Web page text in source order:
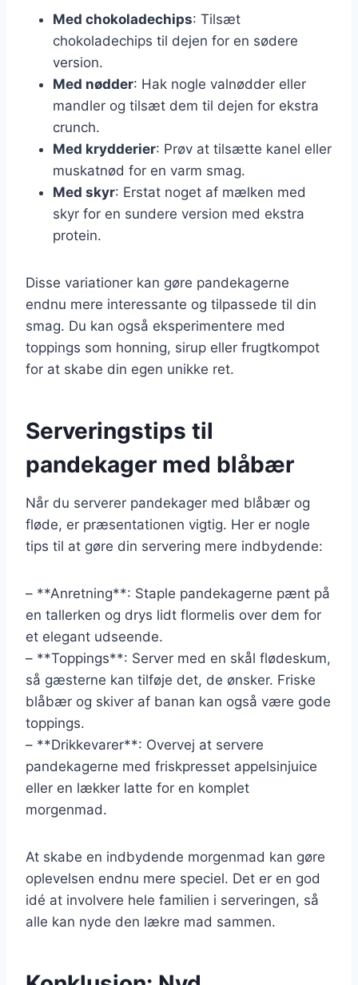
Med chokoladechips: Tilsæt
chokoladechips til dejen for en sødere
version.
Med nødder: Hak nogle valnødder eller
mandler og tilsæt dem til dejen for ekstra
crunch.
Med krydderier: Prøv at tilsætte kanel eller
muskatnød for en varm smag.
Med skyr: Erstat noget af mælken med
skyr for en sundere version med ekstra
protein.
Disse variationer kan gøre pandekagerne
endnu mere interessante og tilpassede til din
smag. Du kan også eksperimentere med
toppings som honning, sirup eller frugtkompot
for at skabe din egen unikke ret.
Serveringstips til
pandekager med blåbær
Når du serverer pandekager med blåbær og
fløde, er præsentationen vigtig. Her er nogle
tips til at gøre din servering mere indbydende:
– **Anretning**: Staple pandekagerne pænt på
en tallerken og drys lidt flormelis over dem for
et elegant udseende.
– **Toppings**: Server med en skål flødeskum,
så gæsterne kan tilføje det, de ønsker. Friske
blåbær og skiver af banan kan også være gode
toppings.
– **Drikkevarer**: Overvej at servere
pandekagerne med friskpresset appelsinjuice
eller en lækker latte for en komplet
morgenmad.
At skabe en indbydende morgenmad kan gøre
oplevelsen endnu mere speciel. Det er en god
idé at involvere hele familien i serveringen, så
alle kan nyde den lækre mad sammen.